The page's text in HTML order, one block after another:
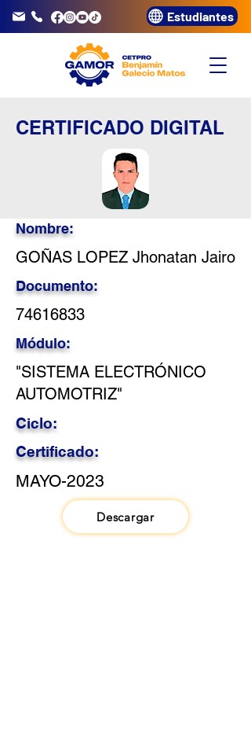
3320072 Estudiantes
CERTIFICADO DIGITAL
Nombre:
GOÑAS LOPEZ Jhonatan Jairo
Documento:
74616833
Módulo:
"SISTEMA ELECTRÓNICO
AUTOMOTRIZ"
Ciclo:
Certificado:
MAYO-2023
Descargar